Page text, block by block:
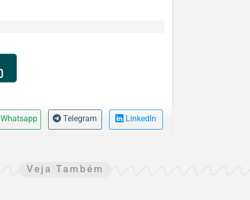
Whatsapp Telegram LinkedIn
Veja Também